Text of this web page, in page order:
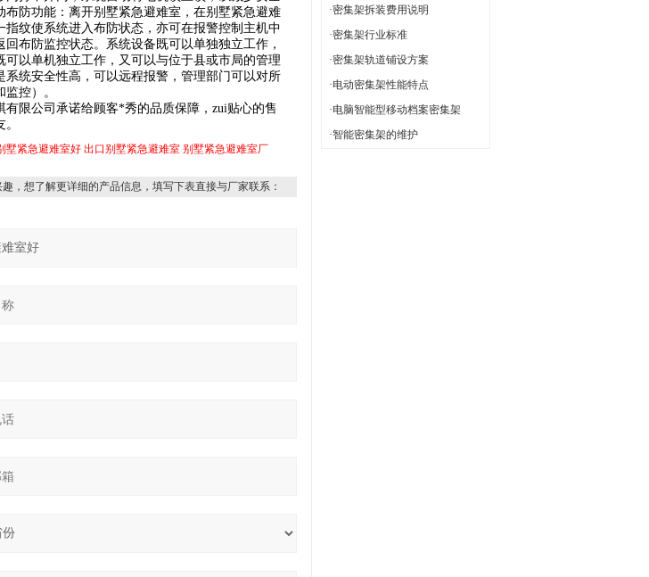
布防功能：离开别墅紧急避难室，在别墅紧急避难
纹使系统进入布防状态，亦可在报警控制主机中
布防监控状态。系统设备既可以单独独立工作，
可以单机独立工作，又可以与位于县或市局的管理
统安全性高，可以远程报警，管理部门可以对所
控）。
有限公司承诺给顾客*秀的品质保障，zui贴心的售
墅紧急避难室好 出口别墅紧急避难室 别墅紧急避难室厂
，想了解更详细的产品信息，填写下表直接与厂家联系：
·密集架拆装费用说明
·密集架行业标准
·密集架轨道铺设方案
·电动密集架性能特点
·电脑智能型移动档案密集架
·智能密集架的维护